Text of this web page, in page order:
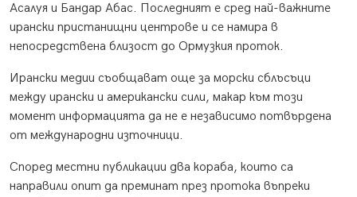
Асалуя и Бандар Абас. Последният е сред най-важните
ирански пристанищни центрове и се намира в
непосредствена близост до Ормузкия проток.
Ирански медии съобщават още за морски сблъсъци
между ирански и американски сили, макар към този
момент информацията да не е независимо потвърдена
от международни източници.
Според местни публикации два кораба, които са
направили опит да преминат през протока въпреки